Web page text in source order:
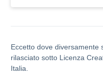
Eccetto dove diversamente
rilasciato sotto Licenza
Italia.